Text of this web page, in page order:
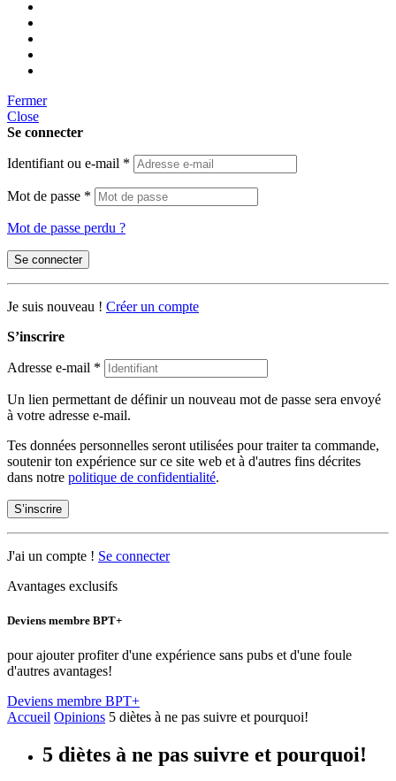
Fermer
Close
Se connecter
Identifiant ou e-mail *
Mot de passe *
Mot de passe perdu ?
Se connecter
Je suis nouveau ! Créer un compte
S’inscrire
Adresse e-mail *
Un lien permettant de définir un nouveau mot de passe sera envoyé
à votre adresse e-mail.
Tes données personnelles seront utilisées pour traiter ta commande,
soutenir ton expérience sur ce site web et à d'autres fins décrites
dans notre politique de confidentialité.
S’inscrire
J'ai un compte ! Se connecter
Avantages exclusifs
Deviens membre BPT+
pour ajouter profiter d'une expérience sans pubs et d'une foule
d'autres avantages!
Deviens membre BPT+
Accueil Opinions 5 diètes à ne pas suivre et pourquoi!
5 diètes à ne pas suivre et pourquoi!